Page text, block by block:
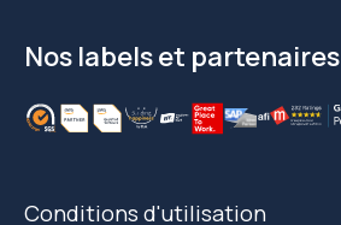
Nos labels et partenaires
Conditions d'utilisation